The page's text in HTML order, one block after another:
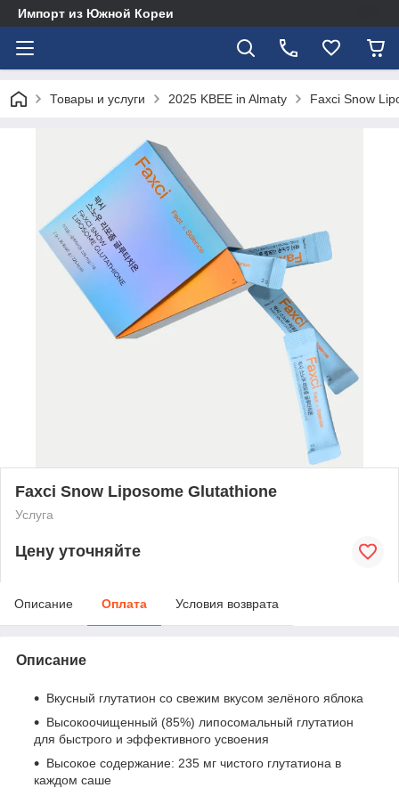
Импорт из Южной Кореи
Товары и услуги 2025 KBEE in Almaty Faxci Snow
Faxci Snow Liposome Glutathione
Услуга
Цену уточняйте
Описание Оплата Условия возврата
Описание
Вкусный глутатион со свежим вкусом зелёного яблока
Высокоочищенный (85%) липосомальный глутатион
для быстрого и эффективного усвоения
Высокое содержание: 235 мг чистого глутатиона в
каждом саше